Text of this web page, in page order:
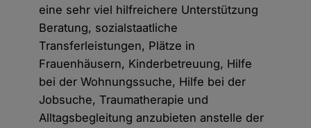
eine sehr viel hilfreichere Unterstützung
Beratung, sozialstaatliche
Transferleistungen, Plätze in
Frauenhäusern, Kinderbetreuung, Hilfe
bei der Wohnungssuche, Hilfe bei der
Jobsuche, Traumatherapie und
Alltagsbegleitung anzubieten anstelle der